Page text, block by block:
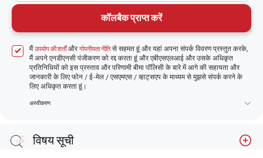
कॉलबैक प्राप्त करें
मैंउपयोग की शर्तोंऔरगोपनीयता नीतिसे सहमत हूं और यहां अपना संपर्क विवरण प्रस्तुत करके,
मैं अपने एनडीएनसी पंजीकरण को रद्द करता हूं और एबीएसएलआई और उसके अधिकृत
प्रतिनिधियों को इस प्रस्ताव और परिणामी बीमा पॉलिसी के बारे में आगे की सहायता और
जानकारी के लिए फोन / ई-मेल / एसएमएस / व्हाट्सएप के माध्यम से मुझसे संपर्क करने के
लिए अधिकृत करता हूं।
अस्वीकरण
विषय सूची